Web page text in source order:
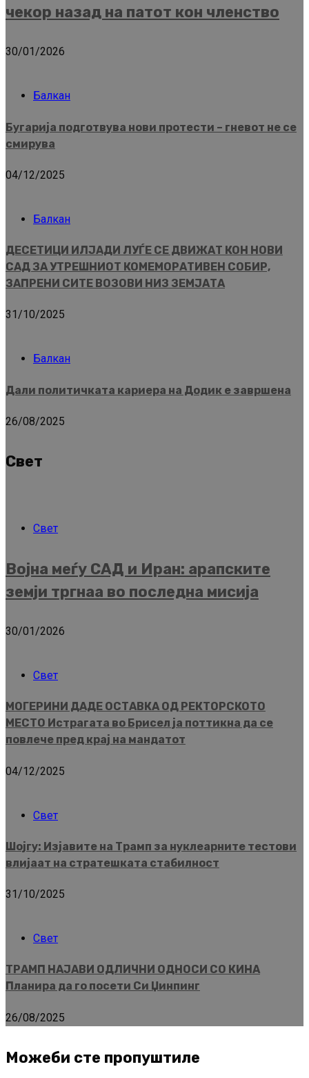
чекор назад на патот кон членство
30/01/2026
Балкан
Бугарија подготвува нови протести – гневот не се
смирува
04/12/2025
Балкан
ДЕСЕТИЦИ ИЛЈАДИ ЛУЃЕ СЕ ДВИЖАТ КОН НОВИ
САД ЗА УТРЕШНИОТ КОМЕМОРАТИВЕН СОБИР,
ЗАПРЕНИ СИТЕ ВОЗОВИ НИЗ ЗЕМЈАТА
31/10/2025
Балкан
Дали политичката кариера на Додик е завршена
26/08/2025
Свет
Свет
Војна меѓу САД и Иран: арапските
земји тргнаа во последна мисија
30/01/2026
Свет
МОГЕРИНИ ДАДЕ ОСТАВКА ОД РЕКТОРСКОТО
МЕСТО Истрагата во Брисел ја поттикна да се
повлече пред крај на мандатот
04/12/2025
Свет
Шојгу: Изјавите на Трамп за нуклеарните тестови
влијаат на стратешката стабилност
31/10/2025
Свет
ТРАМП НАЈАВИ ОДЛИЧНИ ОДНОСИ СО КИНА
Планира да го посети Си Џинпинг
26/08/2025
Можеби сте пропуштиле